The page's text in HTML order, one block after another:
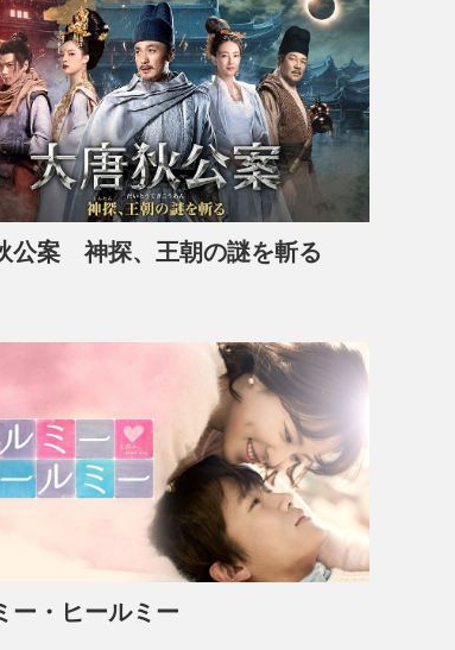
公案 神探、王朝の謎を斬る
ー・ヒールミー